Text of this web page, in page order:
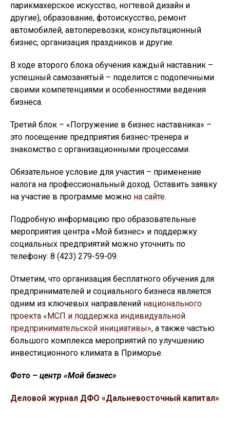
парикмахерское искусство, ногтевой дизайн и
другие), образование, фотоискусство, ремонт
автомобилей, автоперевозки, консультационный
бизнес, организация праздников и другие.
В ходе второго блока обучения каждый наставник –
успешный самозанятый – поделится с подопечными
своими компетенциями и особенностями ведения
бизнеса.
Третий блок – «Погружение в бизнес наставника» –
это посещение предприятия бизнес-тренера и
знакомство с организационными процессами.
Обязательное условие для участия – применение
налога на профессиональный доход. Оставить заявку
на участие в программе можно на сайте.
Подробную информацию про образовательные
мероприятия центра «Мой бизнес» и поддержку
социальных предприятий можно уточнить по
телефону: 8 (423) 279-59-09.
Отметим, что организация бесплатного обучения для
предпринимателей и социального бизнеса является
одним из ключевых направлений национального
проекта «МСП и поддержка индивидуальной
предпринимательской инициативы», а также частью
большого комплекса мероприятий по улучшению
инвестиционного климата в Приморье.
Фото – центр «Мой бизнес»
Деловой журнал ДФО «Дальневосточный капитал»